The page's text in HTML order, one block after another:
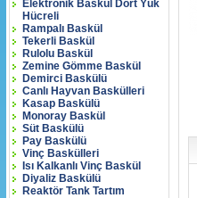
Elektronik Baskül Dört Yük
Hücreli
Rampalı Baskül
Tekerli Baskül
Rulolu Baskül
Zemine Gömme Baskül
Demirci Baskülü
Canlı Hayvan Baskülleri
Kasap Baskülü
Monoray Baskül
Süt Baskülü
Pay Baskülü
Vinç Baskülleri
Isı Kalkanlı Vinç Baskül
Diyaliz Baskülü
Reaktör Tank Tartım